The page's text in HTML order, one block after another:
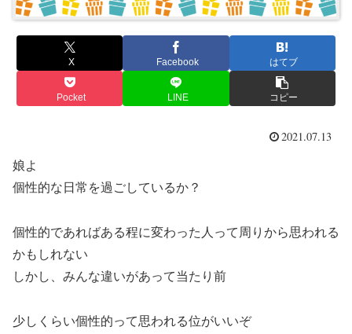
X Facebook はてブ
Pocket LINE コピー
2021.07.13
娘よ
個性的な日常を過ごしているか？
個性的であればある程に変わった人って周りから思われる
かもしれない
しかし、みんな違いがあって当たり前
少しくらい個性的って思われる位がいいぞ